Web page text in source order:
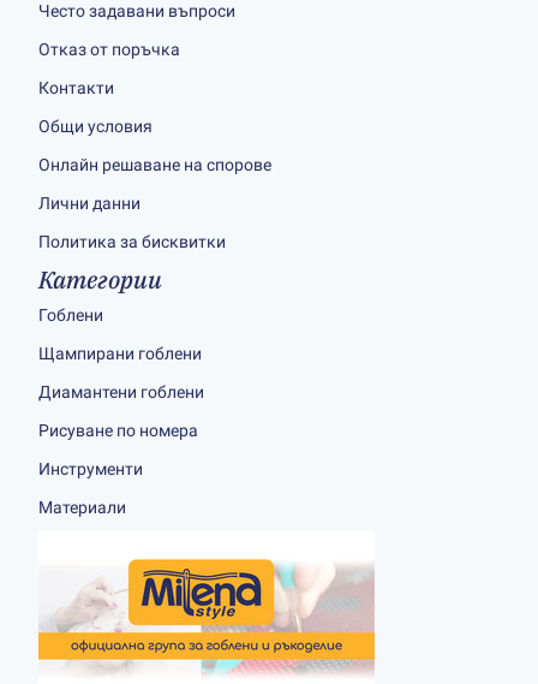
Често задавани въпроси
Отказ от поръчка
Контакти
Общи условия
Онлайн решаване на спорове
Лични данни
Политика за бисквитки
Категории
Гоблени
Щампирани гоблени
Диамантени гоблени
Рисуване по номера
Инструменти
Материали